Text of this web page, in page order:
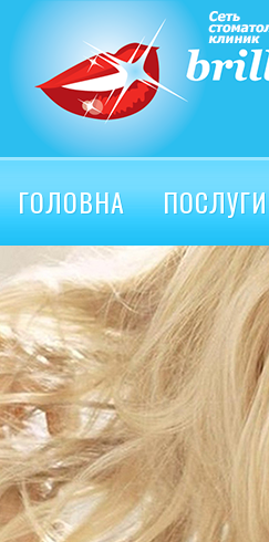
ГОЛОВНА ПОСЛУГИ
ВІДГУКИ